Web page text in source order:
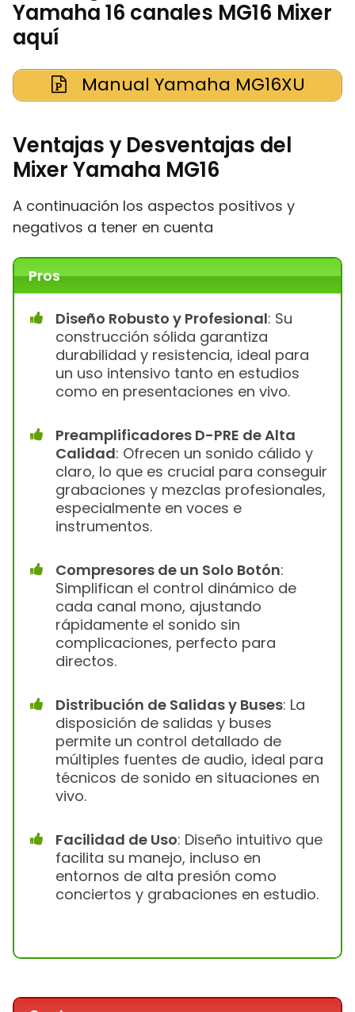
Yamaha 16 canales MG16 Mixer
aquí
Manual Yamaha MG16XU
Ventajas y Desventajas del
Mixer Yamaha MG16
A continuación los aspectos positivos y
negativos a tener en cuenta
Pros
Diseño Robusto y Profesional: Su
construcción sólida garantiza
durabilidad y resistencia, ideal para
un uso intensivo tanto en estudios
como en presentaciones en vivo.
Preamplificadores D-PRE de Alta
Calidad: Ofrecen un sonido cálido y
claro, lo que es crucial para conseguir
grabaciones y mezclas profesionales,
especialmente en voces e
instrumentos.
Compresores de un Solo Botón:
Simplifican el control dinámico de
cada canal mono, ajustando
rápidamente el sonido sin
complicaciones, perfecto para
directos.
Distribución de Salidas y Buses: La
disposición de salidas y buses
permite un control detallado de
múltiples fuentes de audio, ideal para
técnicos de sonido en situaciones en
vivo.
Facilidad de Uso: Diseño intuitivo que
facilita su manejo, incluso en
entornos de alta presión como
conciertos y grabaciones en estudio.